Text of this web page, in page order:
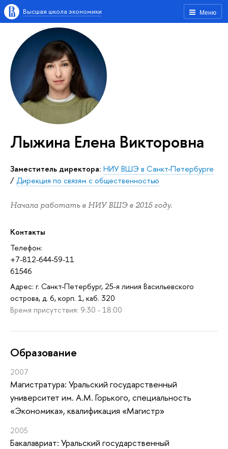
Меню
Высшая школа экономики
Лыжина Елена Викторовна
Заместитель директора: НИУ ВШЭ в Санкт-Петербурге
/Дирекция по связям с общественностью
Начала работать в НИУ ВШЭ в 2015 году.
Контакты
Телефон:
+7-812-644-59-11
61546
Адрес: г. Санкт-Петербург, 25-я линия Васильевского
острова, д. 6, корп. 1, каб. 320
Время присутствия: 9:30 - 18:00
Oбразование
2007
Магистратура: Уральский государственный
университет им. А.М. Горького, специальность
«Экономика», квалификация «Магистр»
2005
Бакалавриат: Уральский государственный